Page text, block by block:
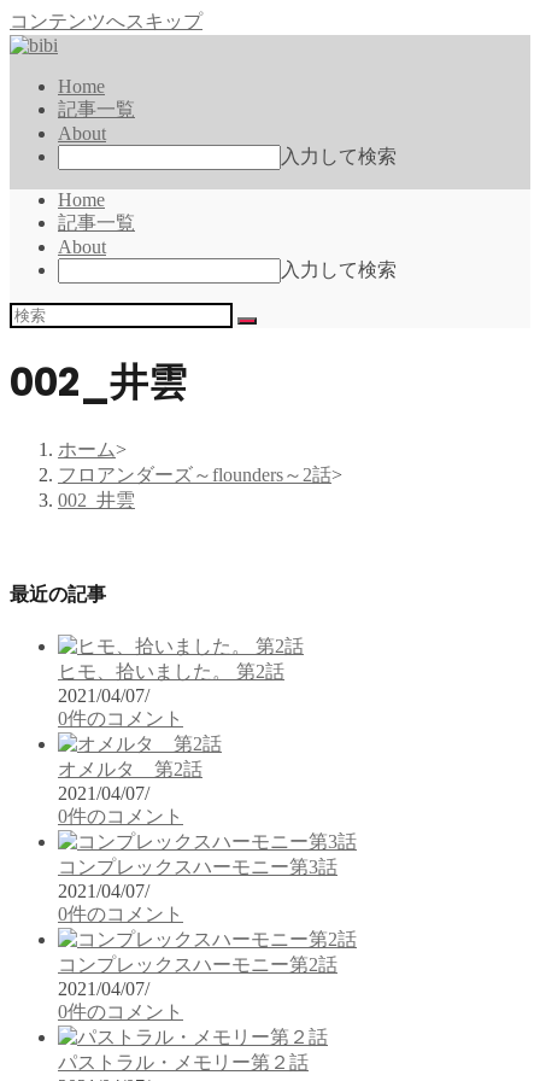
コンテンツへスキップ
Home
記事一覧
About
入力して検索
Home
記事一覧
About
入力して検索
002_井雲
ホーム>
フロアンダーズ～flounders～2話>
002_井雲
最近の記事
ヒモ、拾いました。 第2話
2021/04/07/
0件のコメント
オメルタ 第2話
2021/04/07/
0件のコメント
コンプレックスハーモニー第3話
2021/04/07/
0件のコメント
コンプレックスハーモニー第2話
2021/04/07/
0件のコメント
パストラル・メモリー第２話